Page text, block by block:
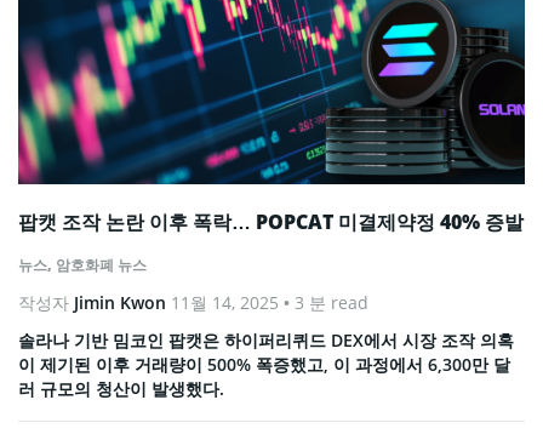
뉴스, 암호화폐 뉴스
팝캣 조작 논란 이후 폭락… POPCAT 미결제약정 40% 증발
작성자 Jimin Kwon 11월 14, 2025 • 3 분 read
솔라나 기반 밈코인 팝캣은 하이퍼리퀴드 DEX에서 시장 조작 의혹
이 제기된 이후 거래량이 500% 폭증했고, 이 과정에서 6,300만 달
러 규모의 청산이 발생했다.